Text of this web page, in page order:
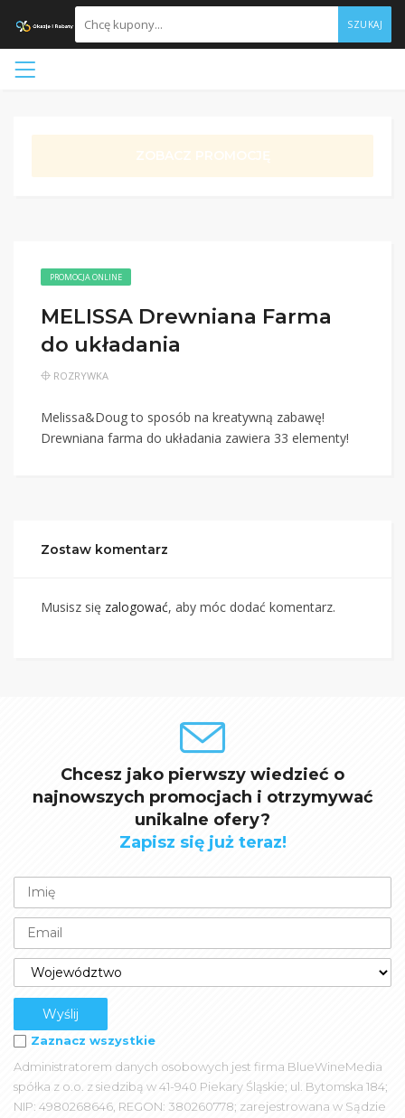
SZUKAJ
ZOBACZ PROMOCJĘ
PROMOCJA ONLINE
MELISSA Drewniana Farma
do układania
ROZRYWKA
Melissa&Doug to sposób na kreatywną zabawę!
Drewniana farma do układania zawiera 33 elementy!
Zostaw komentarz
Musisz się zalogować, aby móc dodać komentarz.
Chcesz jako pierwszy wiedzieć o
najnowszych promocjach i otrzymywać
unikalne ofery?
Zapisz się już teraz!
Zaznacz wszystkie
Administratorem danych osobowych jest firma BlueWineMedia
spółka z o.o. z siedzibą w 41-940 Piekary Śląskie; ul. Bytomska 184;
NIP: 4980268646, REGON: 380260778; zarejestrowana w Sądzie